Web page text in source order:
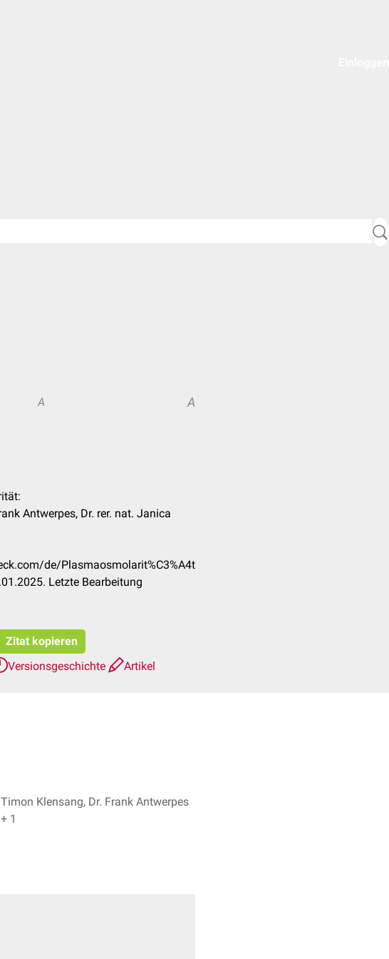
A A
Antwerpes, Dr. rer. nat. Janica
de/Plasmaosmolarit%C3%A4t
Letzte Bearbeitung
Zitat kopieren
Versionsgeschichte
Artikel
Timon Klensang, Dr. Frank Antwerpes
+ 1